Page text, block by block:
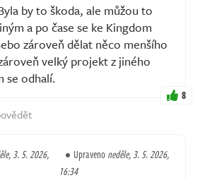
by to škoda, ale můžou to
a po čase se ke Kingdom
zároveň dělat něco menšího
velký projekt z jiného
se odhalí.
8
3. 5. 2026,
Upravenoneděle, 3. 5. 2026,
16:34